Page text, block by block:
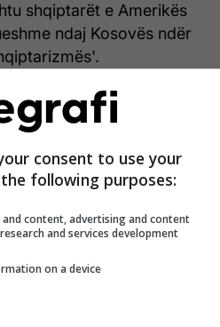
shqiptarët e Amerikës
ndaj Kosovës ndër
consent to use your
following purposes:
content, advertising and content
and services development
on a device